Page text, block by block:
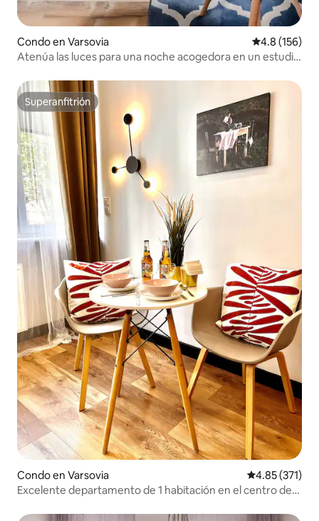
Condo en Varsovia Calificación
4.8 (156)
Atenúa las luces para una noche acogedora en un estudio
Superanfitrión
Superanfitrión
Condo en Varsovia Calificación
4.85 (371)
Excelente departamento de 1 habitación en el centro de